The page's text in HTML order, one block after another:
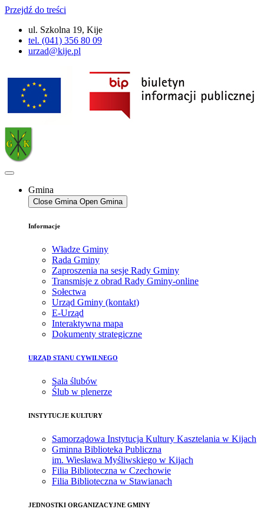
Przejdź do treści
ul. Szkolna 19, Kije
tel. (041) 356 80 09
urzad@kije.pl
Gmina
Close Gmina Open Gmina
Informacje
Władze Gminy
Rada Gminy
Zaproszenia na sesje Rady Gminy
Transmisje z obrad Rady Gminy-online
Sołectwa
Urząd Gminy (kontakt)
E-Urząd
Interaktywna mapa
Dokumenty strategiczne
URZĄD STANU CYWILNEGO
Sala ślubów
Ślub w plenerze
INSTYTUCJE KULTURY
Samorządowa Instytucja Kultury Kasztelania w Kijach
Gminna Biblioteka Publiczna
im. Wiesława Myśliwskiego w Kijach
Filia Biblioteczna w Czechowie
Filia Biblioteczna w Stawianach
JEDNOSTKI ORGANIZACYJNE GMINY